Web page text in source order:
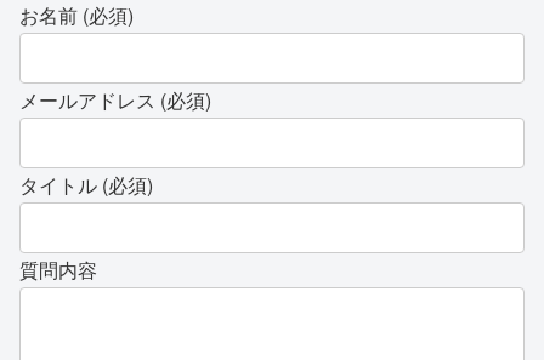
お名前 (必須)
メールアドレス (必須)
タイトル (必須)
質問内容